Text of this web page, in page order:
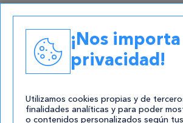
Contacto
Redes Sociales
¡Nos
privacidad!
Utilizamos cookies propias y de
finalidades analíticas y para poder
o contenidos personalizados según